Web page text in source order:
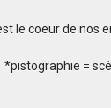
le coeur de nos
*pistographie =